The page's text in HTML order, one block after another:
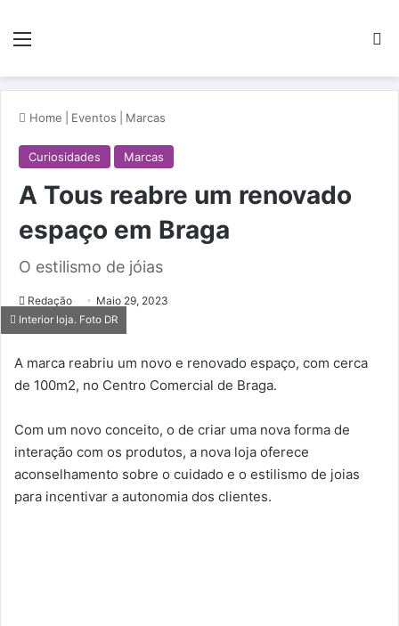
Menu
Home Eventos Marcas
Curiosidades Marcas
A Tous reabre um renovado
espaço em Braga
O estilismo de jóias
Redação Maio 29, 2023
Interior loja. Foto DR
A marca reabriu um novo e renovado espaço, com cerca
de 100m2, no Centro Comercial de Braga.
Com um novo conceito, o de criar uma nova forma de
interação com os produtos, a nova loja oferece
aconselhamento sobre o cuidado e o estilismo de joias
para incentivar a autonomia dos clientes.